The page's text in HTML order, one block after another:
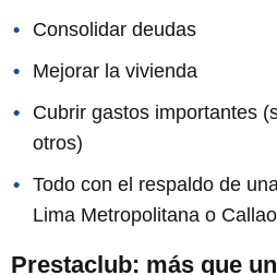
Consolidar deudas
Mejorar la vivienda
Cubrir gastos importantes
otros)
Todo con el respaldo de
Lima Metropolitana o
Prestaclub: más que